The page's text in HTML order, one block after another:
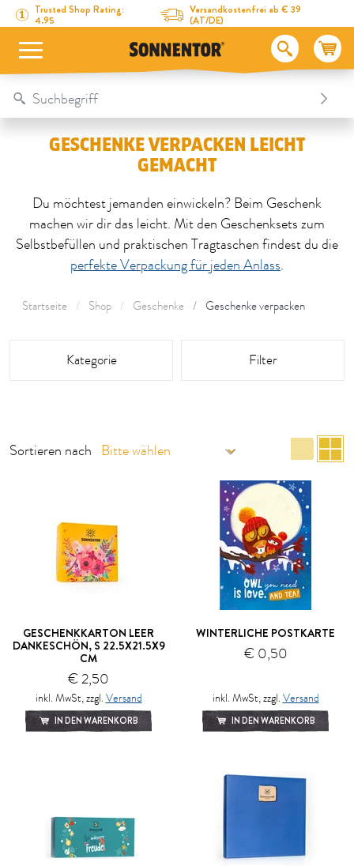
Direkt zum Inhalt
Zum Inhaltsverzeichnis
Direkt zum Menü
Trusted Shop Rating:
4.95
Versandkostenfrei ab € 39
(AT/DE)
Table Of Content
Geschenke verpacken leicht gemacht
GESCHENKE VERPACKEN LEICHT
GEMACHT
Du möchtest jemanden einwickeln? Beim Geschenk
machen wir dir das leicht. Mit den Geschenksets zum
Selbstbefüllen und praktischen Tragtaschen findest du die
perfekte Verpackung für jeden Anlass.
Startseite Shop Geschenke Geschenke verpacken
Kategorie Filter
Sortieren nach
GESCHENKKARTON LEER
DANKESCHÖN, S 22.5X21.5X9
CM
€ 2,50
inkl. MwSt, zzgl. Versand
IN DEN WARENKORB
WINTERLICHE POSTKARTE
€ 0,50
inkl. MwSt, zzgl. Versand
IN DEN WARENKORB